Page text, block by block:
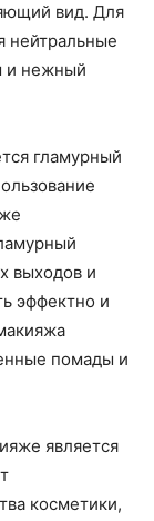
вид. Для
нейтральные
и нежный
гламурный
выходов и
эффектно и
помады и
является
косметики,